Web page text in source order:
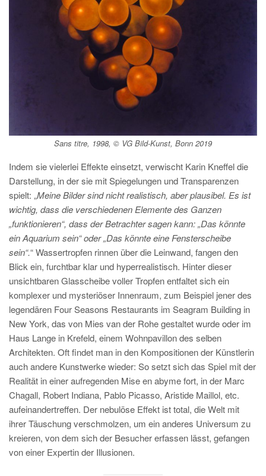
Sans titre, 1998, © VG Bild-Kunst, Bonn 2019
Indem sie vielerlei Effekte einsetzt, verwischt Karin Kneffel die
Darstellung, in der sie mit Spiegelungen und Transparenzen
spielt: „Meine Bilder sind nicht realistisch, aber plausibel. Es ist
wichtig, dass die verschiedenen Elemente des Ganzen
„funktionieren“, dass der Betrachter sagen kann: „Das könnte
ein Aquarium sein“ oder „Das könnte eine Fensterscheibe
sein“.“ Wassertropfen rinnen über die Leinwand, fangen den
Blick ein, furchtbar klar und hyperrealistisch. Hinter dieser
unsichtbaren Glasscheibe voller Tropfen entfaltet sich ein
komplexer und mysteriöser Innenraum, zum Beispiel jener des
legendären Four Seasons Restaurants im Seagram Building in
New York, das von Mies van der Rohe gestaltet wurde oder im
Haus Lange in Krefeld, einem Wohnpavillon des selben
Architekten. Oft findet man in den Kompositionen der Künstlerin
auch andere Kunstwerke wieder: So setzt sich das Spiel mit der
Realität in einer aufregenden Mise en abyme fort, in der Marc
Chagall, Robert Indiana, Pablo Picasso, Aristide Maillol, etc.
aufeinandertreffen. Der nebulöse Effekt ist total, die Welt mit
ihrer Täuschung verschmolzen, um ein anderes Universum zu
kreieren, von dem sich der Besucher erfassen lässt, gefangen
von einer Expertin der Illusionen.